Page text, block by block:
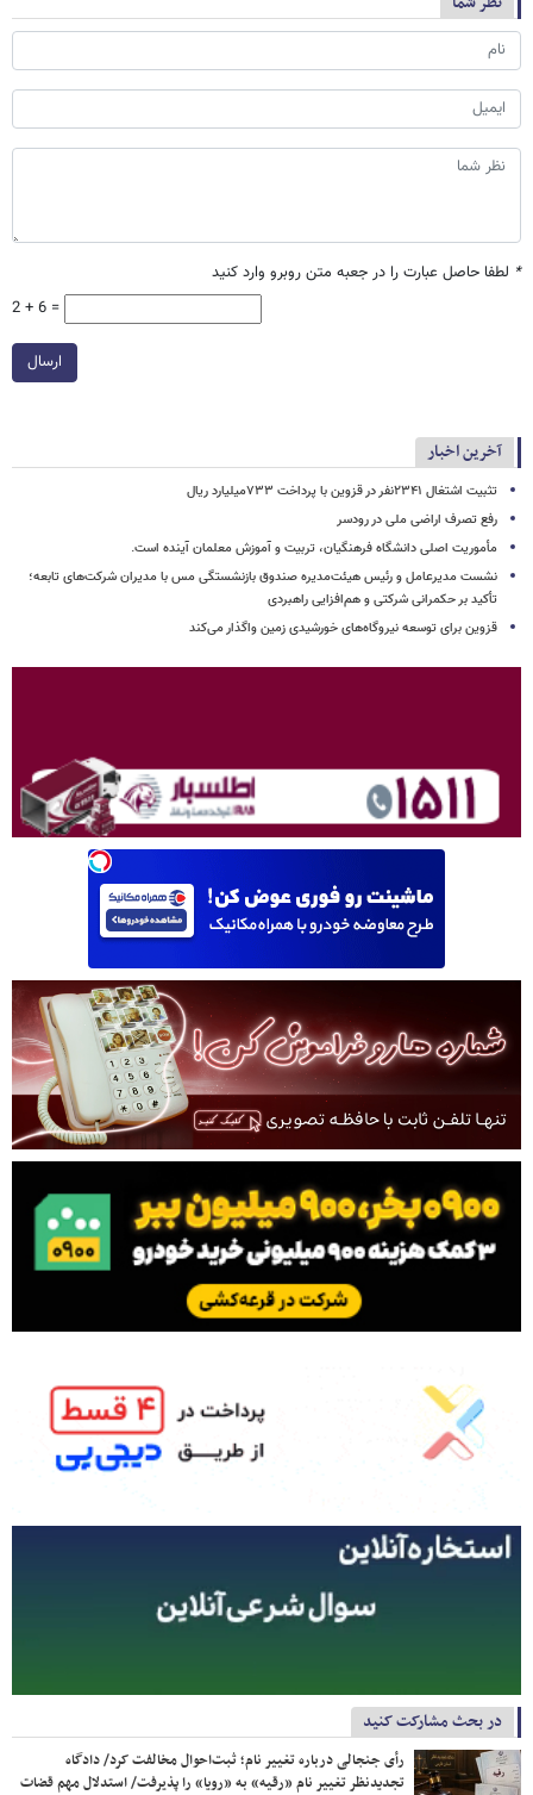
* لطفا حاصل عبارت را در جعبه متن روبرو وارد کنید
2 + 6 =
ارسال
آخرین اخبار
تثبیت اشتغال ۲۳۴۱نفر در قزوین با پرداخت ۷۳۳میلیارد ریال
رفع تصرف اراضی ملی در رودسر
مأموریت اصلی دانشگاه فرهنگیان، تربیت و آموزش معلمان آینده است.
نشست مدیرعامل و رئیس هیئت‌مدیره صندوق بازنشستگی مس با مدیران شرکت‌های تابعه؛
تأکید بر حکمرانی شرکتی و هم‌افزایی راهبردی
قزوین برای توسعه نیروگاه‌های خورشیدی زمین واگذار می‌کند
در بحث مشارکت کنید
رأی جنجالی درباره تغییر نام؛ ثبت‌احوال مخالفت کرد/ دادگاه
تجدیدنظر تغییر نام «رقیه» به «رویا» را پذیرفت/ استدلال مهم قضات